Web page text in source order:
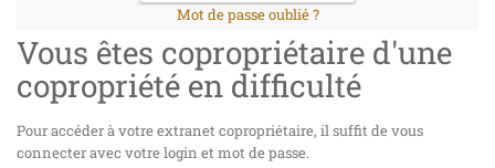
Mot de passe oublié ?
Vous êtes copropriétaire d'une
copropriété en difficulté
Pour accéder à votre extranet copropriétaire, il suffit de vous
connecter avec votre login et mot de passe.